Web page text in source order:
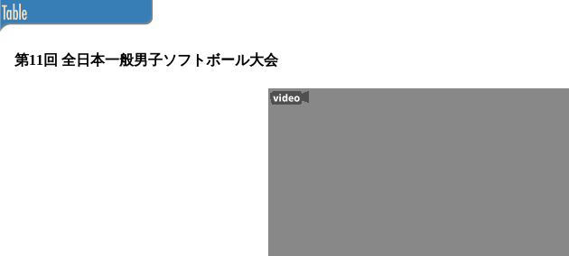
第11回 全日本一般男子ソフトボール大会